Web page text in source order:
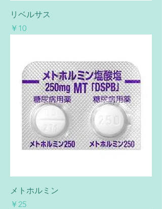
リベルサス
価格
￥10
メトホルミン
価格
￥25